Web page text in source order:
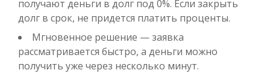
Моментальный займ
Сумма до 50 000₽
Срок
получают деньги в долг под 0%. Если закрыть
долг в срок, не придется платить проценты.
Мгновенное решение — заявка
рассматривается быстро, а деньги можно
получить уже через несколько минут.